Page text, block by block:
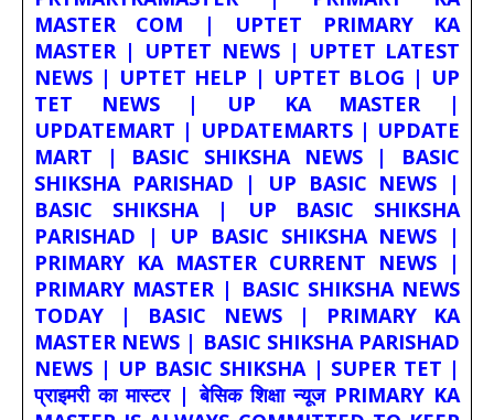
MASTER COM | UPTET PRIMARY KA
MASTER | UPTET NEWS | UPTET LATEST
NEWS | UPTET HELP | UPTET BLOG | UP
TET NEWS | UP KA MASTER |
UPDATEMART | UPDATEMARTS | UPDATE
MART | BASIC SHIKSHA NEWS | BASIC
SHIKSHA PARISHAD | UP BASIC NEWS |
BASIC SHIKSHA | UP BASIC SHIKSHA
PARISHAD | UP BASIC SHIKSHA NEWS |
PRIMARY KA MASTER CURRENT NEWS |
PRIMARY MASTER | BASIC SHIKSHA NEWS
TODAY | BASIC NEWS | PRIMARY KA
MASTER NEWS | BASIC SHIKSHA PARISHAD
NEWS | UP BASIC SHIKSHA | SUPER TET |
प्राइमरी का मास्टर | बेसिक शिक्षा न्यूज PRIMARY KA